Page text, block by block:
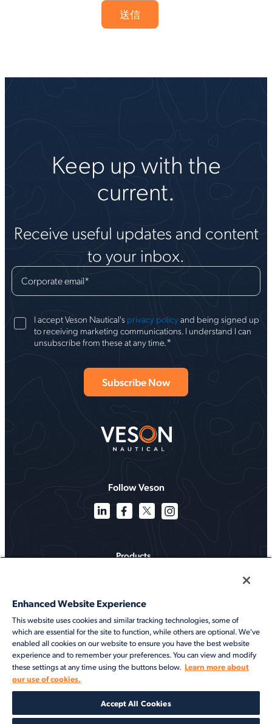
Keep up with the
current.
Receive useful updates and content
to your inbox.
Corporate email*
I accept Veson Nautical's privacy policyand being signed up
to receiving marketing communications. I understand I can
unsubscribe from these at any time. *
Follow Veson
Products
Services
Resources
About
©2026 Veson Nautical. All rights reserved.
Cookie Notice End User Terms of Use
Modern Slavery Statement
Code of Conduct Client Center Login
Enhanced Website Experience
This website uses cookies and similar tracking technologies, some of
which are essential for the site to function, while others are optional. We've
enabled all cookies on our website to ensure you have the best website
experience and to remember your preferences. You can view and modify
these settings at any time using the buttons below. Learn more about
our use of cookies.
Accept All Cookies